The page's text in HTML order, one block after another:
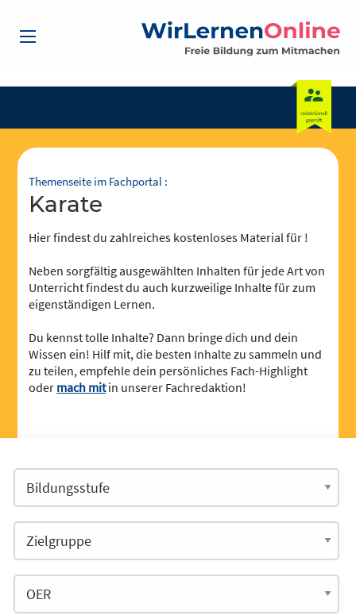
Themenseite im Fachportal :
Karate
Hier findest du zahlreiches kostenloses Material für !
Neben sorgfältig ausgewählten Inhalten für jede Art von
Unterricht findest du auch kurzweilige Inhalte für zum
eigenständigen Lernen.
Du kennst tolle Inhalte? Dann bringe dich und dein
Wissen ein! Hilf mit, die besten Inhalte zu sammeln und
zu teilen, empfehle dein persönliches Fach-Highlight
oder mach mitin unserer Fachredaktion!